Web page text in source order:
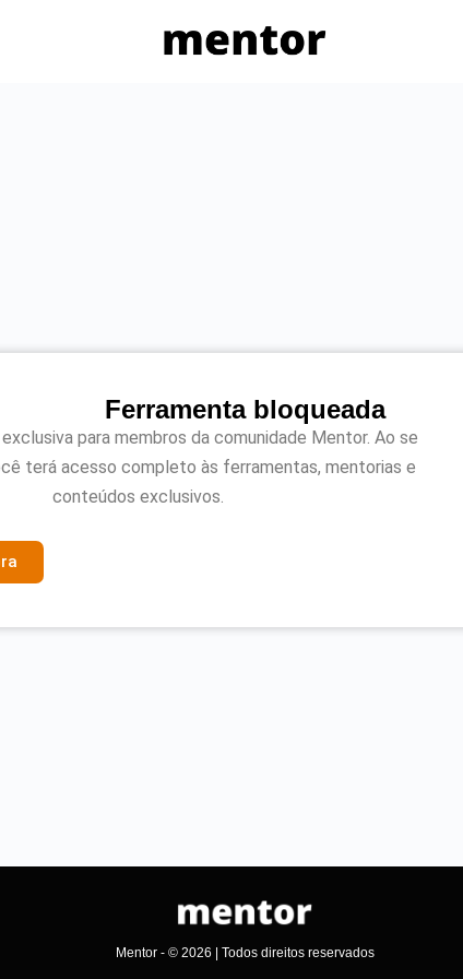
Ferramenta bloqueada
para membros da comunidade Mentor. Ao se
terá acesso completo às ferramentas, mentorias e
conteúdos exclusivos.
Mentor - © 2026 | Todos direitos reservados